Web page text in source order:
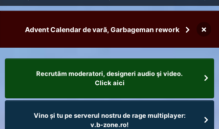
Advent Calendar de vară, Garbageman rework ×
Recrutăm moderatori, designeri audio şi video.
Click aici
Vino și tu pe serverul nostru de rage multiplayer:
v.b-zone.ro!